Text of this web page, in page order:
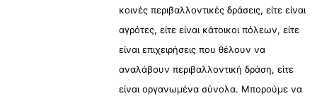
κοινές περιβαλλοντικές δράσεις, είτε είναι
αγρότες, είτε είναι κάτοικοι πόλεων, είτε
είναι επιχειρήσεις που θέλουν να
αναλάβουν περιβαλλοντική δράση, είτε
είναι οργανωμένα σύνολα. Μπορούμε να